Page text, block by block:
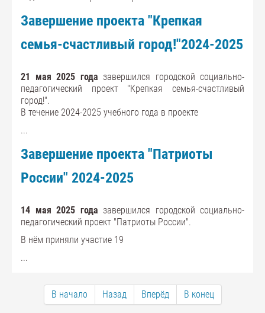
Завершение проекта "Крепкая
семья-счастливый город!"2024-2025
21 мая 2025 года завершился городской социально-
педагогический проект "Крепкая семья-счастливый
город!".
В течение 2024-2025 учебного года в проекте
...
Завершение проекта "Патриоты
России" 2024-2025
14 мая 2025 года завершился городской социально-
педагогический проект "Патриоты России".
В нём приняли участие 19
...
В начало Назад Вперёд В конец